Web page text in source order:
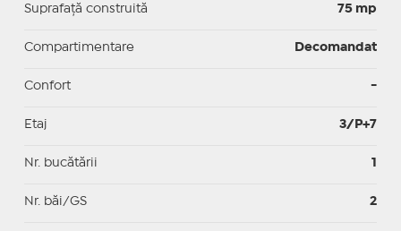
Suprafaţă construită 75 mp
Compartimentare Decomandat
Confort -
Etaj 3/P+7
Nr. bucătării 1
Nr. băi/GS 2